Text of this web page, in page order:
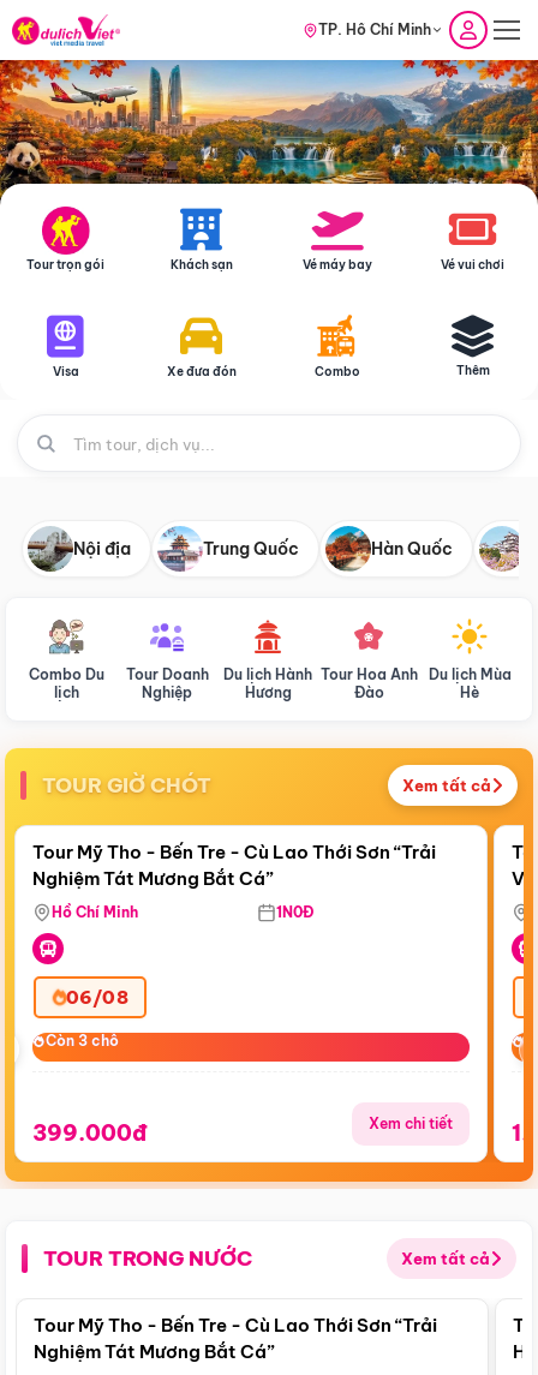
TP. Hồ Chí Minh
Tour trọn gói Khách sạn Vé máy bay Vé vui chơi
Visa Xe đưa đón Combo Thêm
Nội địa Trung Quốc Hàn Quốc
Combo Du
lịch
Tour Doanh
Nghiệp
Du lịch Hành
Hương
Tour Hoa Anh
Đào
Du lịch Mùa
Hè
TOUR GIỜ CHÓT Xem tất cả
Còn22:53:35
Điểm nổi bật
Tour Mỹ Tho - Bến Tre - Cù Lao Thới Sơn “Trải
Nghiệm Tát Mương Bắt Cá”
Hồ Chí Minh 1N0Đ
06/08
Còn 3 chỗ
Còn 3 chỗ
399.000đ Xem chi tiết
TOUR TRONG NƯỚC Xem tất cả
Điểm nổi bật
Tour Mỹ Tho - Bến Tre - Cù Lao Thới Sơn “Trải
Nghiệm Tát Mương Bắt Cá”